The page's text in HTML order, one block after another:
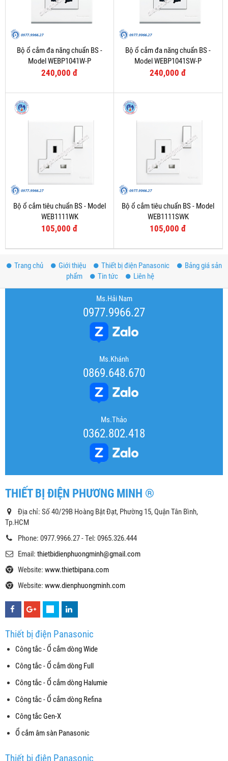
Bộ ổ cắm đa năng chuẩn BS -
Model WEBP1041W-P
240,000 đ
Bộ ổ cắm đa năng chuẩn BS -
Model WEBP1041SW-P
240,000 đ
Bộ ổ cắm tiêu chuẩn BS - Model
WEB1111WK
105,000 đ
Bộ ổ cắm tiêu chuẩn BS - Model
WEB1111SWK
105,000 đ
Trang chủ Giới thiệu Thiết bị điện Panasonic
Bảng giá sản
phẩm
Tin tức Liên hệ
Ms.Hải Nam
0977.9966.27
Ms.Khánh
0869.648.670
Ms.Thảo
0362.802.418
THIẾT BỊ ĐIỆN PHƯƠNG MINH ®
Địa chỉ: Số 40/29B Hoàng Bật Đạt, Phường 15, Quận Tân Bình,
Tp.HCM
Phone: 0977.9966.27 - Tel: 0965.326.444
Email: thietbidienphuongminh@gmail.com
Website: www.thietbipana.com
Website: www.dienphuongminh.com
Thiết bị điện Panasonic
Công tắc - Ổ cắm dòng Wide
Công tắc - Ổ cắm dòng Full
Công tắc - Ổ cắm dòng Halumie
Công tắc - Ổ cắm dòng Refina
Công tắc Gen-X
Ổ cắm âm sàn Panasonic
Thiết bị điện Panasonic